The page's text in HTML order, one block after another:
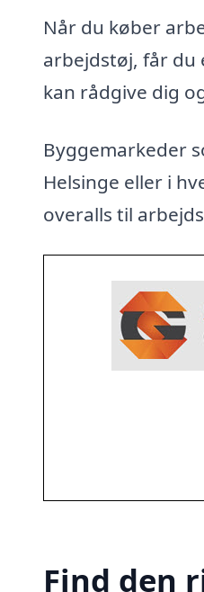
Når du køber
arbejdstøj, får du
kan rådgive dig
Byggemarkeder
Helsinge eller i
overalls til
Find den